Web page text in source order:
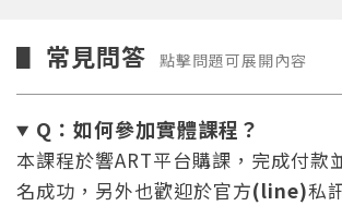
▋ 常見問答 點擊問題可展開內容
Q：如何參加實體課程？
本課程於響ART平台購課，完成付款
名成功，另外也歡迎於官方(line)私